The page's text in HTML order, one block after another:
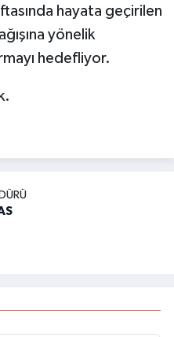
hayata geçirilen
yönelik
hedefliyor.